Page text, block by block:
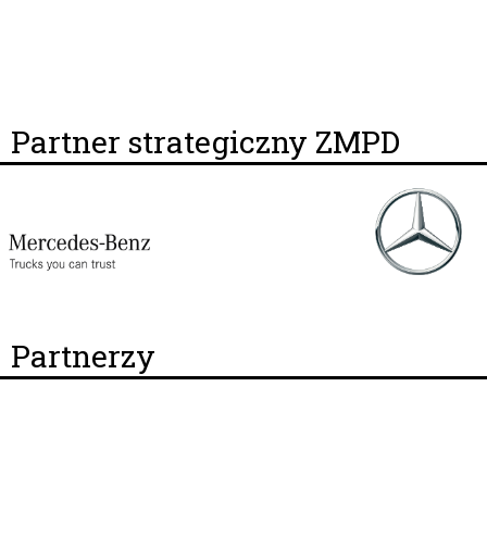
Partner strategiczny ZMPD
Partnerzy